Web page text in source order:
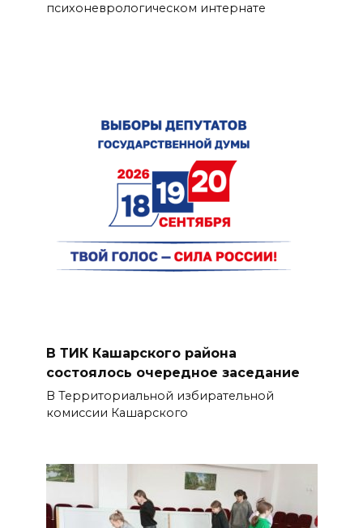
психоневрологическом интернате
В ТИК Кашарского района
состоялось очередное заседание
В Территориальной избирательной
комиссии Кашарского